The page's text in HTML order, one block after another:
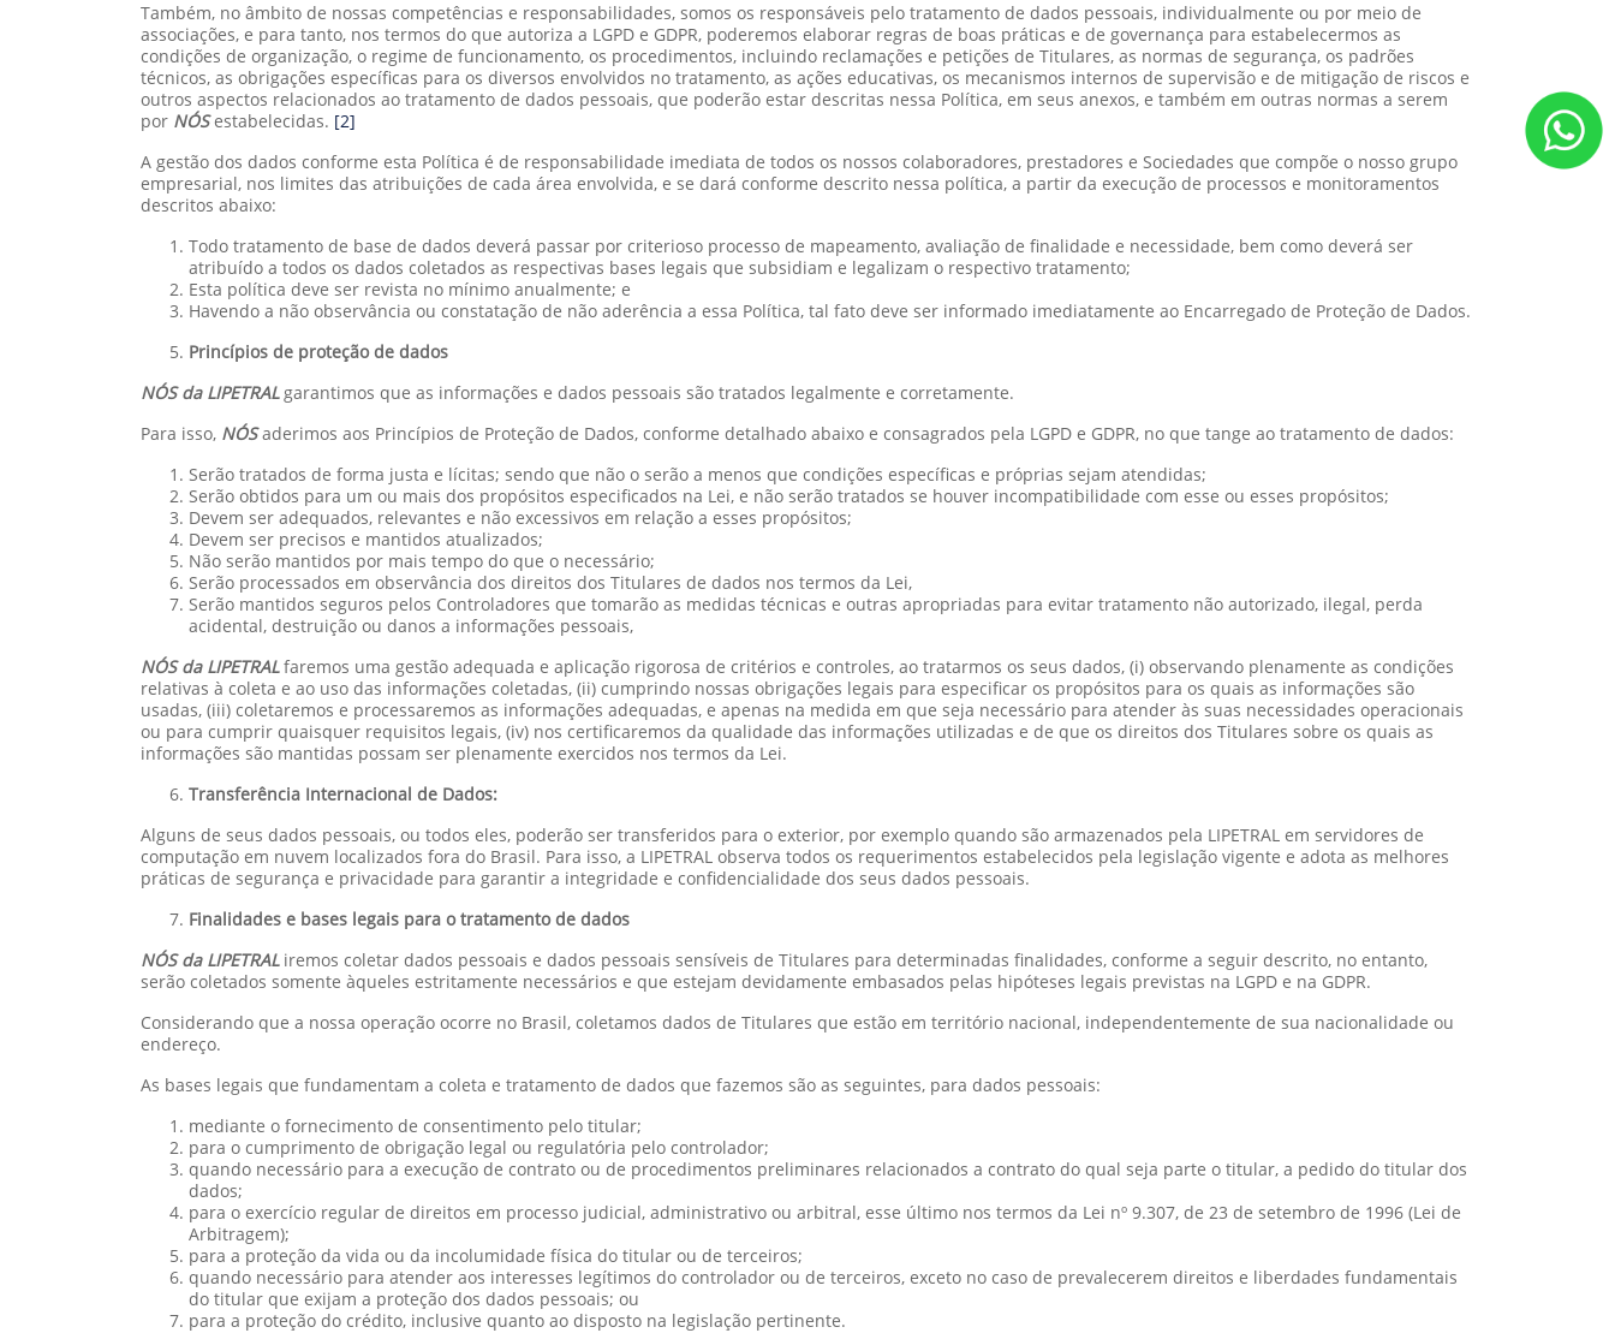
Também, no âmbito de nossas competências e responsabilidades, somos os responsáveis pelo tratamento de dados pessoais, individualmente ou por meio de
associações, e para tanto, nos termos do que autoriza a LGPD e GDPR, poderemos elaborar regras de boas práticas e de governança para estabelecermos as
condições de organização, o regime de funcionamento, os procedimentos, incluindo reclamações e petições de Titulares, as normas de segurança, os padrões
técnicos, as obrigações específicas para os diversos envolvidos no tratamento, as ações educativas, os mecanismos internos de supervisão e de mitigação de riscos e
outros aspectos relacionados ao tratamento de dados pessoais, que poderão estar descritas nessa Política, em seus anexos, e também em outras normas a serem
por NÓSestabelecidas. [2]
A gestão dos dados conforme esta Política é de responsabilidade imediata de todos os nossos colaboradores, prestadores e Sociedades que compõe o nosso grupo
empresarial, nos limites das atribuições de cada área envolvida, e se dará conforme descrito nessa política, a partir da execução de processos e monitoramentos
descritos abaixo:
Todo tratamento de base de dados deverá passar por criterioso processo de mapeamento, avaliação de finalidade e necessidade, bem como deverá ser
atribuído a todos os dados coletados as respectivas bases legais que subsidiam e legalizam o respectivo tratamento;
Esta política deve ser revista no mínimo anualmente; e
Havendo a não observância ou constatação de não aderência a essa Política, tal fato deve ser informado imediatamente ao Encarregado de Proteção de Dados.
Princípios de proteção de dados
NÓS da LIPETRALgarantimos que as informações e dados pessoais são tratados legalmente e corretamente.
Para isso, NÓSaderimos aos Princípios de Proteção de Dados, conforme detalhado abaixo e consagrados pela LGPD e GDPR, no que tange ao tratamento de dados:
Serão tratados de forma justa e lícitas; sendo que não o serão a menos que condições específicas e próprias sejam atendidas;
Serão obtidos para um ou mais dos propósitos especificados na Lei, e não serão tratados se houver incompatibilidade com esse ou esses propósitos;
Devem ser adequados, relevantes e não excessivos em relação a esses propósitos;
Devem ser precisos e mantidos atualizados;
Não serão mantidos por mais tempo do que o necessário;
Serão processados em observância dos direitos dos Titulares de dados nos termos da Lei,
Serão mantidos seguros pelos Controladores que tomarão as medidas técnicas e outras apropriadas para evitar tratamento não autorizado, ilegal, perda
acidental, destruição ou danos a informações pessoais,
NÓS da LIPETRALfaremos uma gestão adequada e aplicação rigorosa de critérios e controles, ao tratarmos os seus dados, (i) observando plenamente as condições
relativas à coleta e ao uso das informações coletadas, (ii) cumprindo nossas obrigações legais para especificar os propósitos para os quais as informações são
usadas, (iii) coletaremos e processaremos as informações adequadas, e apenas na medida em que seja necessário para atender às suas necessidades operacionais
ou para cumprir quaisquer requisitos legais, (iv) nos certificaremos da qualidade das informações utilizadas e de que os direitos dos Titulares sobre os quais as
informações são mantidas possam ser plenamente exercidos nos termos da Lei.
Transferência Internacional de Dados:
Alguns de seus dados pessoais, ou todos eles, poderão ser transferidos para o exterior, por exemplo quando são armazenados pela LIPETRAL em servidores de
computação em nuvem localizados fora do Brasil. Para isso, a LIPETRAL observa todos os requerimentos estabelecidos pela legislação vigente e adota as melhores
práticas de segurança e privacidade para garantir a integridade e confidencialidade dos seus dados pessoais.
Finalidades e bases legais para o tratamento de dados
NÓS da LIPETRAL iremos coletar dados pessoais e dados pessoais sensíveis de Titulares para determinadas finalidades, conforme a seguir descrito, no entanto,
serão coletados somente àqueles estritamente necessários e que estejam devidamente embasados pelas hipóteses legais previstas na LGPD e na GDPR.
Considerando que a nossa operação ocorre no Brasil, coletamos dados de Titulares que estão em território nacional, independentemente de sua nacionalidade ou
endereço.
As bases legais que fundamentam a coleta e tratamento de dados que fazemos são as seguintes, para dados pessoais:
mediante o fornecimento de consentimento pelo titular;
para o cumprimento de obrigação legal ou regulatória pelo controlador;
quando necessário para a execução de contrato ou de procedimentos preliminares relacionados a contrato do qual seja parte o titular, a pedido do titular dos
dados;
para o exercício regular de direitos em processo judicial, administrativo ou arbitral, esse último nos termos da Lei nº 9.307, de 23 de setembro de 1996 (Lei de
Arbitragem);
para a proteção da vida ou da incolumidade física do titular ou de terceiros;
quando necessário para atender aos interesses legítimos do controlador ou de terceiros, exceto no caso de prevalecerem direitos e liberdades fundamentais
do titular que exijam a proteção dos dados pessoais; ou
para a proteção do crédito, inclusive quanto ao disposto na legislação pertinente.